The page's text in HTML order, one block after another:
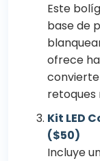
Este
base de
ofrece
retoques
Kit LED
($50)
Incluye